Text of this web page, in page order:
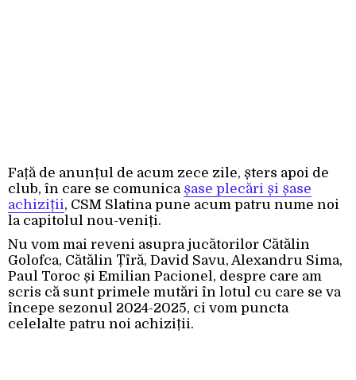
Față de anunțul de acum zece zile, șters apoi de
club, în care se comunica șase plecări și șase
achiziții, CSM Slatina pune acum patru nume noi
la capitolul nou-veniți.
Nu vom mai reveni asupra jucătorilor Cătălin
Golofca, Cătălin Țîră, David Savu, Alexandru Sima,
Paul Toroc și Emilian Pacionel, despre care am
scris că sunt primele mutări în lotul cu care se va
începe sezonul 2024-2025, ci vom puncta
celelalte patru noi achiziții.